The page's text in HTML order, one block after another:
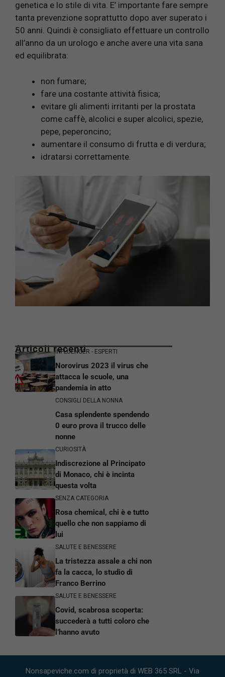
genetica e lo stile di vita. E’ importante fare sempre
tanta prevenzione soprattutto dopo aver superato i
50 anni. Quindi è consigliato effettuare un controllo
all’anno da un urologo e anche avere una vita sana
ed equilibrata:
non fumare;
fare una costante attività fisica;
evitare gli alimenti irritanti per la prostata
come caffè, alcolici e super alcolici, spezie,
pepe, peperoncino;
aumentare il consumo di frutta e di verdura;
idratarsi correttamente.
Articoli recentiINFLUENCER - ESPERTI
Norovirus 2023 il virus che
attacca le scuole, una
pandemia in atto
CONSIGLI DELLA NONNA
Casa splendente spendendo
0 euro prova il trucco delle
nonne
CURIOSITÀ
Indiscrezione al Principato
di Monaco, chi è incinta
questa volta
SENZA CATEGORIA
Rosa chemical, chi è e tutto
quello che non sappiamo di
lui
SALUTE E BENESSERE
La tristezza assale a chi non
fa la cacca, lo studio di
Franco Berrino
SALUTE E BENESSERE
Covid, scabrosa scoperta:
succederà a tutti coloro che
l’hanno avuto
Nonsapeviche.com di proprietà di WEB 365 SRL - Via